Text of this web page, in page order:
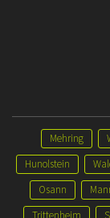
Mehring
Hunolstein
Osann
Trittenheim